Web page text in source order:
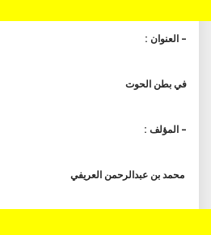
– العنوان :
في بطن الحوت
– المؤلف :
محمد بن عبدالرحمن العريفي